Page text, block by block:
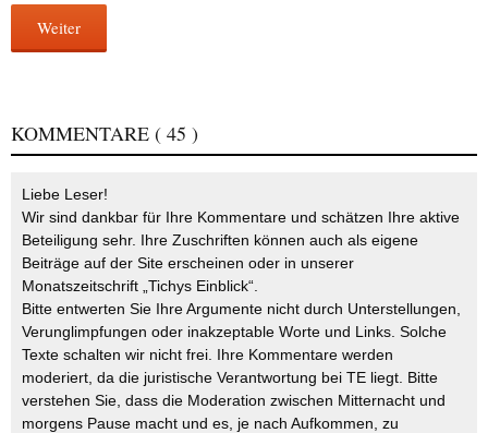
Weiter
KOMMENTARE ( 45 )
Liebe Leser!
Wir sind dankbar für Ihre Kommentare und schätzen Ihre aktive
Beteiligung sehr. Ihre Zuschriften können auch als eigene
Beiträge auf der Site erscheinen oder in unserer
Monatszeitschrift „Tichys Einblick“.
Bitte entwerten Sie Ihre Argumente nicht durch Unterstellungen,
Verunglimpfungen oder inakzeptable Worte und Links. Solche
Texte schalten wir nicht frei. Ihre Kommentare werden
moderiert, da die juristische Verantwortung bei TE liegt. Bitte
verstehen Sie, dass die Moderation zwischen Mitternacht und
morgens Pause macht und es, je nach Aufkommen, zu